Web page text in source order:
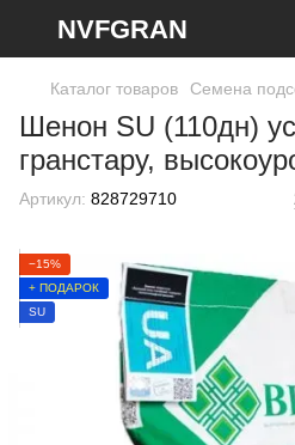
NVFGRAN
Каталог товаров Семена
Шенон SU (110дн)
гранстару,
Артикул: 828729710
−15%
+ ПОДАРОК
SU